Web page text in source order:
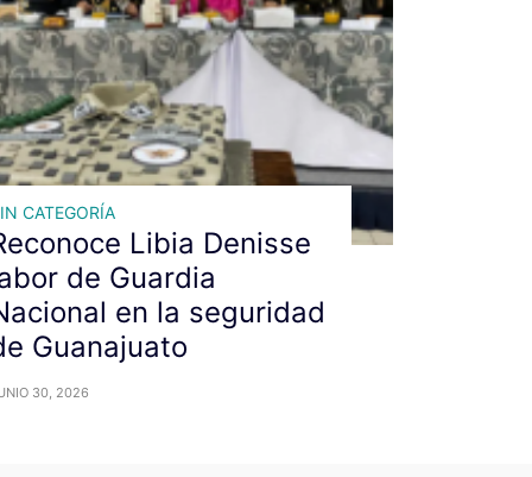
CATEGORÍA
Libia Denisse
de Guardia
en la seguridad
Guanajuato
30, 2026